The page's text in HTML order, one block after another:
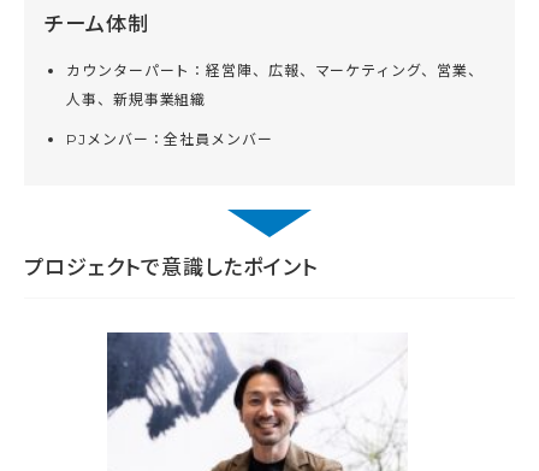
チーム体制
カウンターパート：経営陣、広報、マーケティング、営業、
人事、新規事業組織
PJメンバー：全社員メンバー
プロジェクトで意識したポイント